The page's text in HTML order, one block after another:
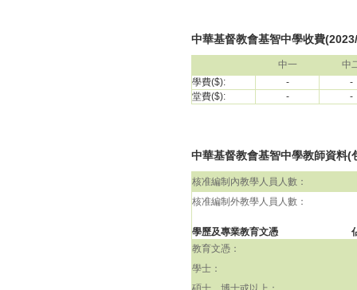
中華基督教會基智中學收費
中一
中
學費($):
-
-
堂費($):
- -
中華基督教會基智中學教師資料
核准編制內教學人員人數：
核准編制外教學人員人數：
學歷及專業教育文憑
教育文憑：
學士：